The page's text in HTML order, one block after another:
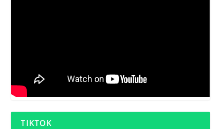
TIKTOK